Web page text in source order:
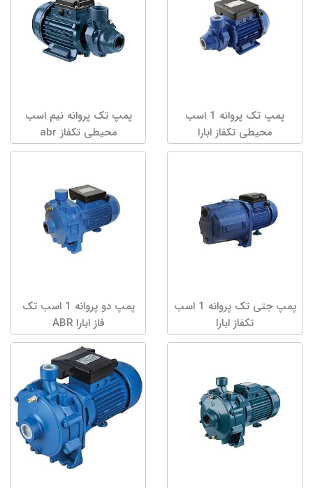
پمپ تک پروانه 1 اسب
محیطی تکفاز ابارا
پمپ تک پروانه نیم اسب
محیطی تکفاز abr
پمپ جتی تک پروانه 1 اسب
تکفاز ابارا
پمپ دو پروانه 1 اسب تک
فاز ابارا ABR